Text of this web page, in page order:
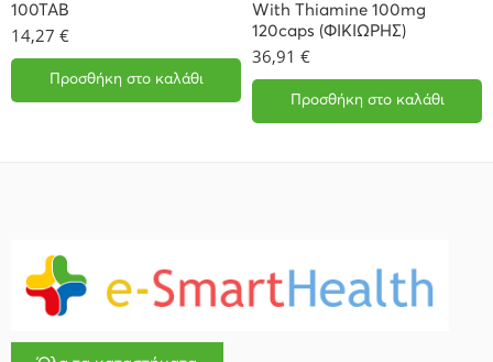
100TAB
14,27 €
Προσθήκη στο καλάθι
With Thiamine 100mg
120caps (ΦΙΚΙΩΡΗΣ)
36,91 €
Προσθήκη στο καλάθι